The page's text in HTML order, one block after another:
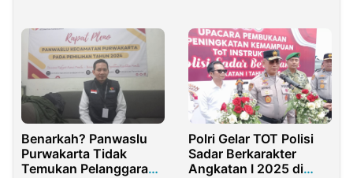
Benarkah? Panwaslu
Purwakarta Tidak
Temukan Pelanggaran
Polri Gelar TOT Polisi
Sadar Berkarakter
Angkatan I 2025 di